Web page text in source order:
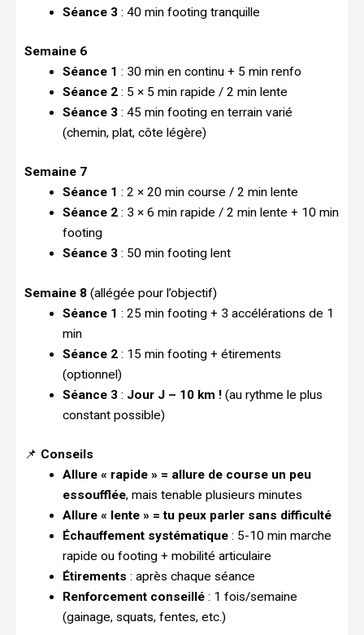
Séance 3: 40 min footing tranquille
Semaine 6
Séance 1 : 30 min en continu + 5 min renfo
Séance 2: 5 × 5 min rapide / 2 min lente
Séance 3: 45 min footing en terrain varié
(chemin, plat, côte légère)
Semaine 7
Séance 1 : 2 × 20 min course / 2 min lente
Séance 2: 3 × 6 min rapide / 2 min lente + 10 min
footing
Séance 3: 50 min footing lent
Semaine 8 (allégée pour l’objectif)
Séance 1 : 25 min footing + 3 accélérations de 1
min
Séance 2: 15 min footing + étirements
(optionnel)
Séance 3: Jour J – 10 km !(au rythme le plus
constant possible)
📌 Conseils
Allure « rapide » = allure de course un peu
essoufflée, mais tenable plusieurs minutes
Allure « lente » = tu peux parler sans difficulté
Échauffement systématique: 5-10 min marche
rapide ou footing + mobilité articulaire
Étirements : après chaque séance
Renforcement conseillé: 1 fois/semaine
(gainage, squats, fentes, etc.)